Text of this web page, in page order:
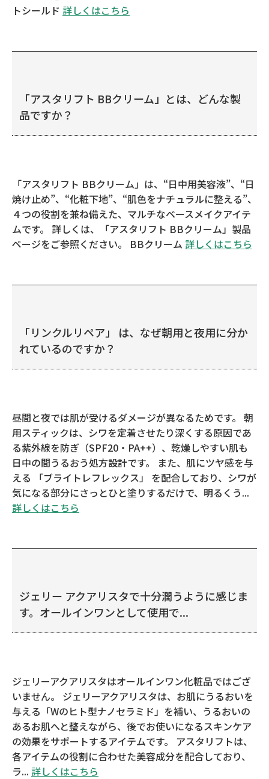
トシールド 詳しくはこちら
「アスタリフト BBクリーム」とは、どんな製
品ですか？
「アスタリフト BBクリーム」は、“日中用美容液”、“日
焼け止め”、“化粧下地”、“肌色をナチュラルに整える”、
４つの役割を兼ね備えた、マルチなベースメイクアイテ
ムです。 詳しくは、「アスタリフト BBクリーム」製品
ページをご参照ください。 BBクリーム 詳しくはこちら
「リンクルリペア」 は、なぜ朝用と夜用に分か
れているのですか？
昼間と夜では肌が受けるダメージが異なるためです。 朝
用スティックは、シワを定着させたり深くする原因であ
る紫外線を防ぎ（SPF20・PA++）、乾燥しやすい肌も
日中の間うるおう処方設計です。 また、肌にツヤ感を与
える 「ブライトレフレックス」 を配合しており、シワが
気になる部分にさっとひと塗りするだけで、明るくう...
詳しくはこちら
ジェリー アクアリスタで十分潤うように感じま
す。オールインワンとして使用で...
ジェリーアクアリスタはオールインワン化粧品ではござ
いません。 ジェリーアクアリスタは、お肌にうるおいを
与える「Wのヒト型ナノセラミド」を補い、うるおいの
あるお肌へと整えながら、後でお使いになるスキンケア
の効果をサポートするアイテムです。 アスタリフトは、
各アイテムの役割に合わせた美容成分を配合しており、
ラ... 詳しくはこちら